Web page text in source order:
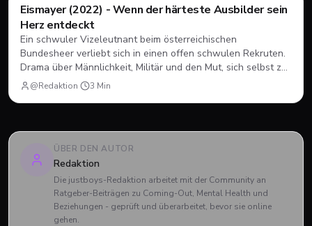
Filme & Serien
Eismayer (2022) - Wenn der härteste Ausbilder sein
Herz entdeckt
Ein schwuler Vizeleutnant beim österreichischen
Bundesheer verliebt sich in einen offen schwulen Rekruten.
Drama über Männlichkeit, Militär und den Mut, sich selbst zu
sein.@Redaktion· 3 Min
ÜBER DEN AUTOR
Redaktion
Die justboys-Redaktion arbeitet mit der Community an
Ratgeber-Beiträgen zu Coming-Out, Mental Health und
Beziehungen - geprüft und überarbeitet, bevor sie online
gehen.